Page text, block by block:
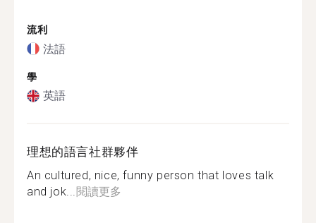
流利
法語
學
英語
理想的語言社群夥伴
An cultured, nice, funny person that loves talk
and jok...閱讀更多